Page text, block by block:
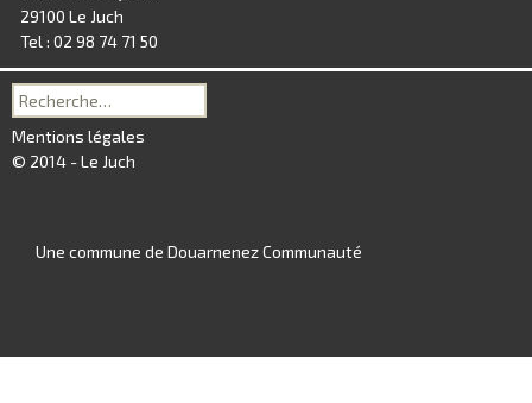
29100 Le Juch
Tel : 02 98 74 71 50
Recherche
pour :
Mentions légales
© 2014 - Le Juch
Une commune de Douarnenez Communauté